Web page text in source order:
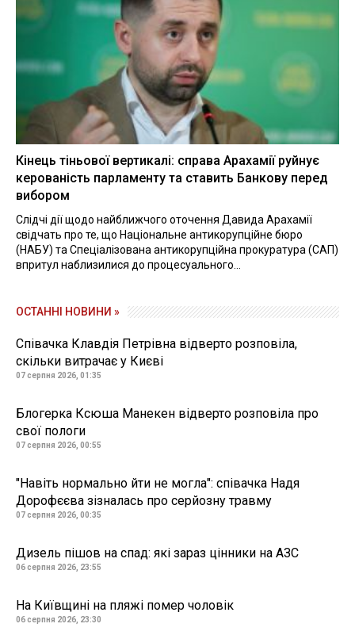
Кінець тіньової вертикалі: справа Арахамії руйнує
керованість парламенту та ставить Банкову перед
вибором
Слідчі дії щодо найближчого оточення Давида Арахамії
свідчать про те, що Національне антикорупційне бюро
(НАБУ) та Спеціалізована антикорупційна прокуратура (САП)
впритул наблизилися до процесуального...
ОСТАННІ НОВИНИ »
Співачка Клавдія Петрівна відверто розповіла,
скільки витрачає у Києві
07 серпня 2026, 01:35
Блогерка Ксюша Манекен відверто розповіла про
свої пологи
07 серпня 2026, 00:55
"Навіть нормально йти не могла": співачка Надя
Дорофєєва зізналась про серйозну травму
07 серпня 2026, 00:35
Дизель пішов на спад: які зараз цінники на АЗС
06 серпня 2026, 23:55
На Київщині на пляжі помер чоловік
06 серпня 2026, 23:30